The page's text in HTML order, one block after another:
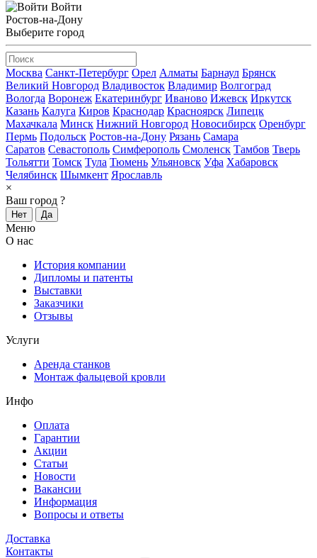
Войти
Ростов-на-Дону
Выберите город
Москва Санкт-Петербург Орел Алматы Барнаул Брянск
Великий Новгород Владивосток Владимир Волгоград
Вологда Воронеж Екатеринбург Иваново Ижевск Иркутск
Казань Калуга Киров Краснодар Красноярск Липецк
Махачкала Минск Нижний Новгород Новосибирск Оренбург
Пермь Подольск Ростов-на-Дону Рязань Самара
Саратов Севастополь Симферополь Смоленск Тамбов Тверь
Тольятти Томск Тула Тюмень Ульяновск Уфа Хабаровск
Челябинск Шымкент Ярославль
×
Ваш город ?
Нет Да
Меню
О нас
История компании
Дипломы и патенты
Выставки
Заказчики
Отзывы
Услуги
Аренда станков
Монтаж фальцевой кровли
Инфо
Оплата
Гарантии
Акции
Статьи
Новости
Вакансии
Информация
Вопросы и ответы
Доставка
Контакты